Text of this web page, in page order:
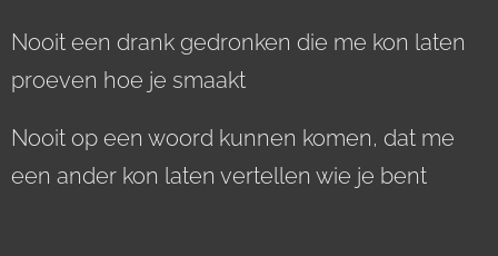
Nooit een drank gedronken die me kon laten
proeven hoe je smaakt
Nooit op een woord kunnen komen, dat me
een ander kon laten vertellen wie je bent